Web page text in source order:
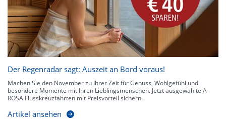
Der Regenradar sagt: Auszeit an Bord voraus!
Machen Sie den November zu Ihrer Zeit für Genuss, Wohlgefühl und
besondere Momente mit Ihren Lieblingsmenschen. Jetzt ausgewählte A-
ROSA Flusskreuzfahrten mit Preisvorteil sichern.
Artikel ansehen